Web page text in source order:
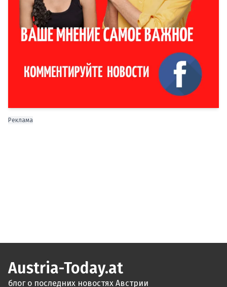
Реклама
Austria-Today.at
блог о последних новостях Австрии